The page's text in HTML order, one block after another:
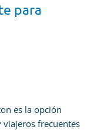
para
es la opción
viajeros frecuentes